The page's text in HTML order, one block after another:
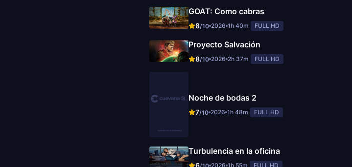
GOAT: Como cabras
8/10 2026 1h 40m FULL HD
Proyecto Salvación
8/10 2026 2h 37m FULL HD
Noche de bodas 2
7/10 2026 1h 48m FULL HD
Turbulencia en la oficina
6 2026 1h 55m FULL HD